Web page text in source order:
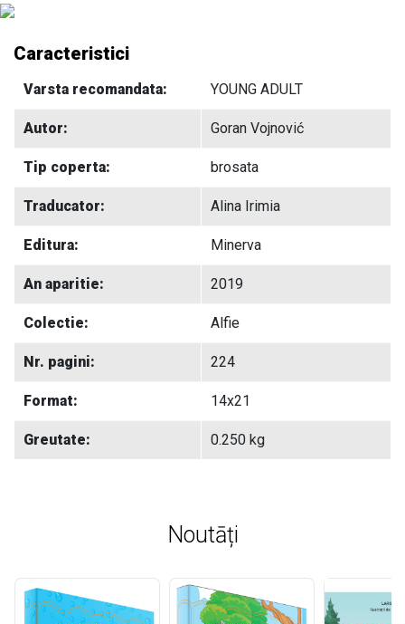
Caracteristici
Varsta recomandata: YOUNG ADULT
Autor: Goran Vojnović
Tip coperta: brosata
Traducator: Alina Irimia
Editura: Minerva
An aparitie: 2019
Colectie: Alfie
Nr. pagini: 224
Format: 14x21
Greutate: 0.250 kg
Noutāți